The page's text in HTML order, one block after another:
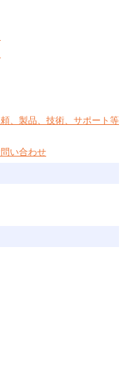
、製品、技術、サポート等
い合わせ